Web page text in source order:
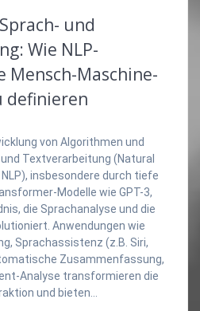
und
Wie NLP-
Mensch-Maschine-
definieren
von Algorithmen und
Textverarbeitung (Natural
NLP), insbesondere durch tiefe
Modelle wie GPT-3,
die Sprachanalyse und die
Anwendungen wie
Sprachassistenz (z.B. Siri,
Zusammenfassung,
Analyse transformieren die
und bieten…